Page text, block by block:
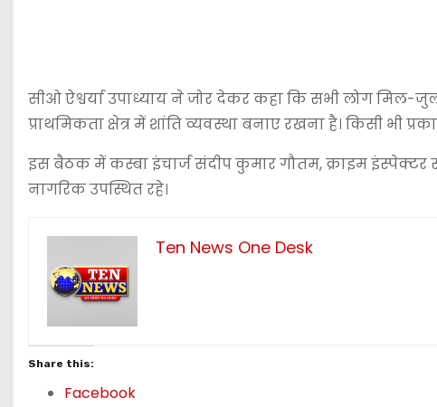
सीओ ऐश्वर्या उपाध्याय ने जोर देकर कहा कि सभी लोग मिल-
प्राथमिकता क्षेत्र में शांति व्यवस्था बनाए रखना है। किसी भी
इस बैठक में कस्बा इंचार्ज संदीप कुमार गौतम, क्राइम इंस्पेक्टर
नागरिक उपस्थित रहे।
Ten News One Desk
Share this:
Facebook